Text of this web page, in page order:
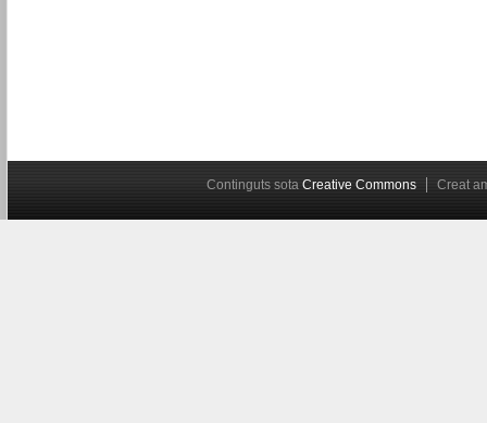
Continguts sota Creative Commons Creat